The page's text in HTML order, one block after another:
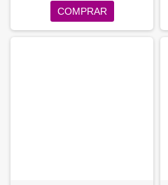
COMPRAR